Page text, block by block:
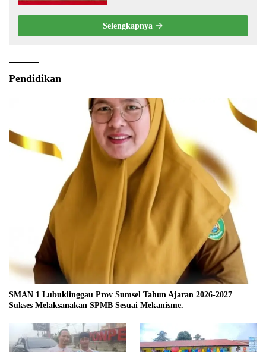
Selengkapnya
Pendidikan
SMAN 1 Lubuklinggau Prov Sumsel Tahun Ajaran 2026-2027
Sukses Melaksanakan SPMB Sesuai Mekanisme.